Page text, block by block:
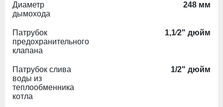
Диаметр
дымохода
248 мм
Патрубок
предохранительного
клапана
1,1⁄2" дюйм
Патрубок слива
воды из
теплообменника
котла
1/2" дюйм